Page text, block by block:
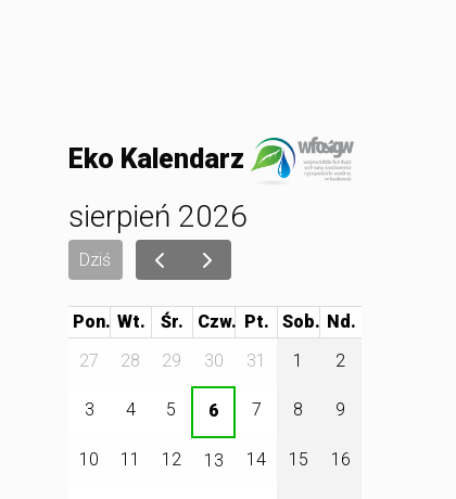
Eko Kalendarz
sierpień 2026
Dziś
Pon. Wt. Śr. Czw. Pt.
Sob.
27
28 29 30 31 1 2
3 4 5 6 7 8 9
10 11 12 13 14 15 16